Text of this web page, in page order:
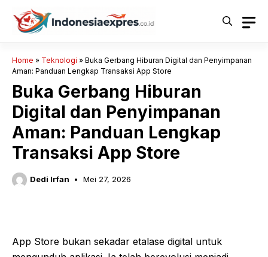
Langsung
Home » Teknologi » Buka Gerbang Hiburan Digital dan Penyimpanan
Aman: Panduan Lengkap Transaksi App Store
Buka Gerbang Hiburan
Digital dan Penyimpanan
Aman: Panduan Lengkap
Transaksi App Store
Dedi Irfan Mei 27, 2026
App Store bukan sekadar etalase digital untuk